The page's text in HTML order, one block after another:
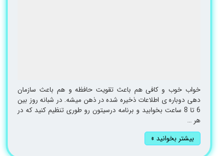
خواب خوب و کافى هم باعث تقویت حافظه و هم باعث سازمان
دهى دوباره ى اطلاعات ذخیره شده در ذهن میشه. در شبانه روز بین
6 تا 8 ساعت بخوابید و برنامه درسیتون رو طوری تنظیم کنید که در
هر …
بیشتر بخوانید »